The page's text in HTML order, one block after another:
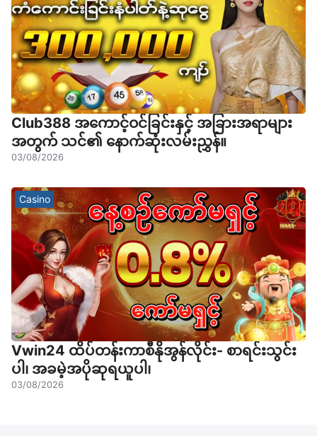
Club388 အကောင့်ဝင်ခြင်းနှင့် အခြားအရာများ
အတွက် သင်၏ နောက်ဆုံးလမ်းညွှန်။
03/08/2026
Casino
Vwin24 ထိပ်တန်းကာစီနိုအွန်လိုင်း- စာရင်းသွင်း
ပါ၊ အခမဲ့အပိုဆုရယူပါ၊
03/08/2026